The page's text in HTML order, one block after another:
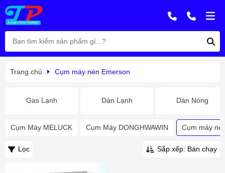
Trang chủ Cụm máy nén Emerson
Gas Lạnh Dàn Lạnh Dàn Nóng
Cụm Máy MELUCK Cụm Máy DONGHWAWIN Cụm máy
Lọc Sắp xếp: Bán chạy